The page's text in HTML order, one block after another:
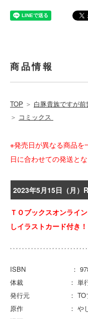
商品情報
TOP ＞ 白豚貴族ですが
＞ コミックス
※発売日が異なる商品を
日に合わせての発送とな
2023年5月15日（月）
ＴＯブックスオンライ
しイラストカード付き！
ISBN ：
体裁 ： 単行本・
発行元 ： TOブ
原作 ： やし